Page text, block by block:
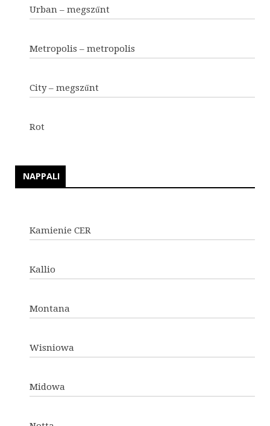
Urban – megszűnt
Metropolis – metropolis
City – megszűnt
Rot
NAPPALI
Kamienie CER
Kallio
Montana
Wisniowa
Midowa